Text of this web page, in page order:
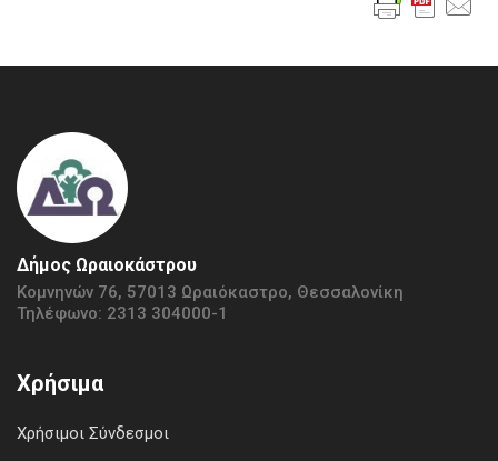
Δήμος Ωραιοκάστρου
Κομνηνών 76, 57013 Ωραιόκαστρο, Θεσσαλονίκη
Τηλέφωνο: 2313 304000-1
Χρήσιμα
Χρήσιμοι Σύνδεσμοι